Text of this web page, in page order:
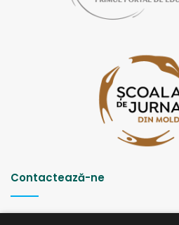
Contactează-ne
Strada Șciusev, 53